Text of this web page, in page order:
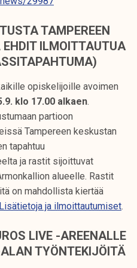
TAMPEREEN
ILMOITTAUTUA
opiskelijoille avoimen
klo 17.00 alkaen.
partioon
Tampereen keskustan
tapahtuu
ja rastit sijoittuvat
alueelle. Rastit
on mahdollista kiertää
Lisätietoja ja ilmoittautumiset.
LIVE -AREENALLE
TYÖNTEKIJÖITÄ